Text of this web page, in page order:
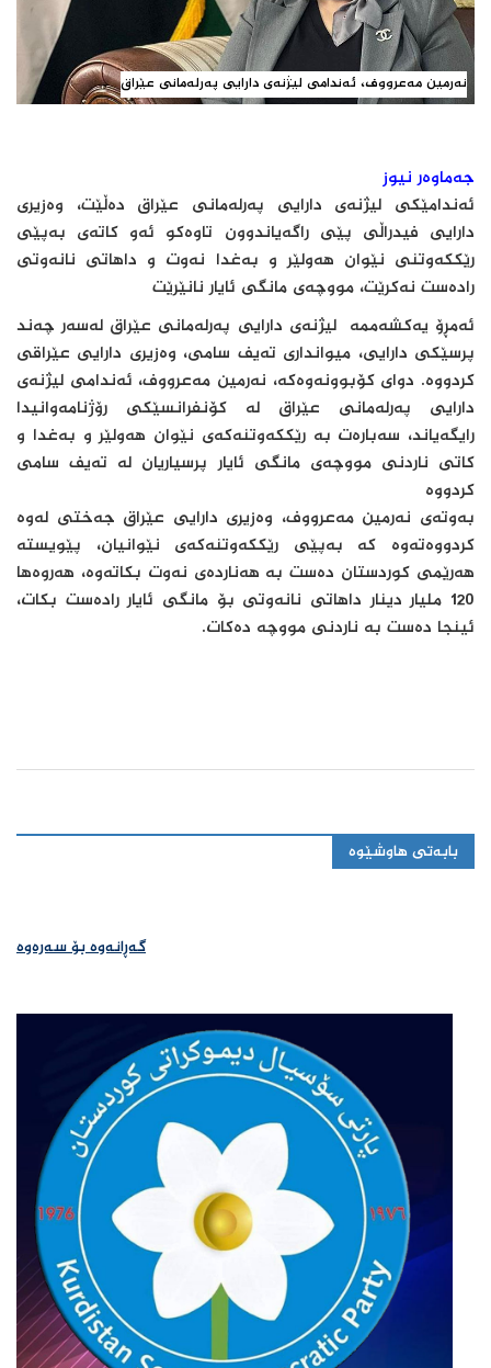
نەرمین مەعرووف، ئەندامی لیژنەی دارایی پەرلەمانی عێراق
جەماوەر نیوز
ئەندامێکی لیژنەی دارایی پەرلەمانی عێراق دەڵێت، وەزیری
دارایی فیدراڵی پێی راگەیاندوون تاوەکو ئەو کاتەی بەپێی
رێککەوتنی نێوان هەولێر و بەغدا نەوت و داهاتی نانەوتی
رادەست نەکرێت، مووچەی مانگی ئایار نانێرێت
ئەمڕۆ یەکشەممە لیژنەی دارایی پەرلەمانی عێراق لەسەر چەند
پرسێکی دارایی، میوانداری تەیف سامی، وەزیری دارایی عێراقی
کردووە. دوای کۆبوونەوەکە، نەرمین مەعرووف، ئەندامی لیژنەی
دارایی پەرلەمانی عێراق لە کۆنفرانسێکی رۆژنامەوانیدا
رایگەیاند، سەبارەت بە رێککەوتنەکەی نێوان هەولێر و بەغدا و
کاتی ناردنی مووچەی مانگی ئایار پرسیاریان لە تەیف سامی
کردووە
بەوتەی نەرمین مەعرووف، وەزیری دارایی عێراق جەختی لەوە
کردووەتەوە کە بەپێی رێککەوتنەکەی نێوانیان، پێویستە
هەرێمی کوردستان دەست بە هەناردەی نەوت بکاتەوە، هەروەها
120 ملیار دینار داهاتی نانەوتی بۆ مانگی ئایار رادەست بکات،
ئینجا دەست بە ناردنی مووچە دەکات.
بابەتی هاوشێوە
گەڕانەوە بۆ سەرەوە